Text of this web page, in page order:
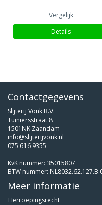
Vergelijk
Details
Contactgegevens
Slijterij Vonk B.V.
Tuiniersstraat 8
1501NK Zaandam
info@slijterijvonk.nl
075 616 9355
KvK nummer: 35015807
BTW nummer:
Meer informatie
Herroepingsrecht